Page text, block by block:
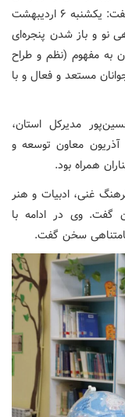
خراسان رضوی، مهری عزیزپور با اعلام این خبر گفت: یکشنبه ۶ اردیبهشت
نو و باز شدن پنجره‌ای
به مفهوم (نظم و طراح
مستعد و فعال و با
مدیرکل استان،
معاون توسعه و
همراه بود.
غنی، ادبیات و هنر
گفت. وی در ادامه با
سخن گفت.